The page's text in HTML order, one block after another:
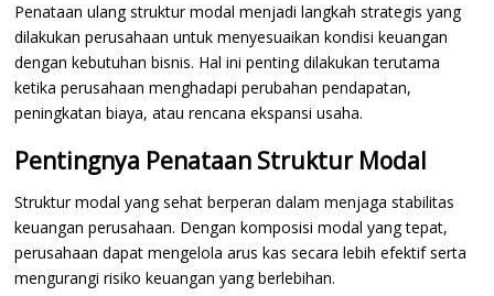
Penataan ulang struktur modal menjadi langkah strategis yang
dilakukan perusahaan untuk menyesuaikan kondisi keuangan
dengan kebutuhan bisnis. Hal ini penting dilakukan terutama
ketika perusahaan menghadapi perubahan pendapatan,
peningkatan biaya, atau rencana ekspansi usaha.
Pentingnya Penataan Struktur Modal
Struktur modal yang sehat berperan dalam menjaga stabilitas
keuangan perusahaan. Dengan komposisi modal yang tepat,
perusahaan dapat mengelola arus kas secara lebih efektif serta
mengurangi risiko keuangan yang berlebihan.